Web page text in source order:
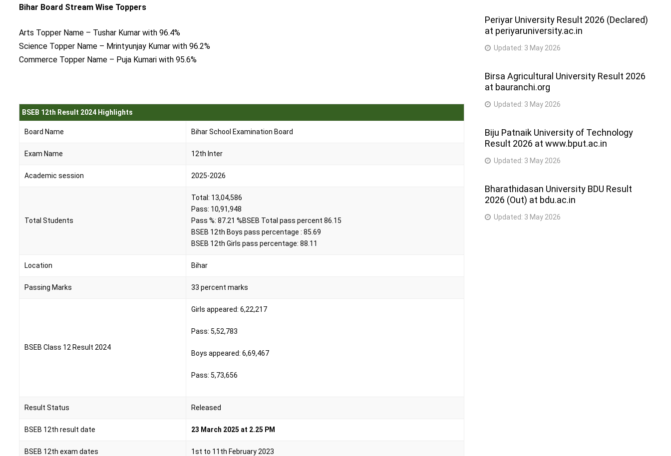
Bihar Board Stream Wise Toppers
Arts Topper Name – Tushar Kumar with 96.4%
Science Topper Name – Mrintyunjay Kumar with 96.2%
Commerce Topper Name – Puja Kumari with 95.6%
BSEB 12th Result 2024 Highlights
Board Name Bihar School Examination Board
Exam Name 12th Inter
Academic session 2025-2026
Total Students
Total: 13,04,586
Pass: 10,91,948
Pass %: 87.21 %BSEB Total pass percent 86.15
BSEB 12th Boys pass percentage : 85.69
BSEB 12th Girls pass percentage: 88.11
Location Bihar
Passing Marks 33 percent marks
BSEB Class 12 Result 2024
Girls appeared: 6,22,217
Pass: 5,52,783
Boys appeared: 6,69,467
Pass: 5,73,656
Result Status Released
BSEB 12th result date 23 March 2025 at 2.25 PM
BSEB 12th exam dates 1st to 11th February 2023
Periyar University Result 2026 (Declared)
at periyaruniversity.ac.in
Updated: 3 May 2026
Birsa Agricultural University Result 2026
at bauranchi.org
Updated: 3 May 2026
Biju Patnaik University of Technology
Result 2026 at www.bput.ac.in
Updated: 3 May 2026
Bharathidasan University BDU Result
2026 (Out) at bdu.ac.in
Updated: 3 May 2026